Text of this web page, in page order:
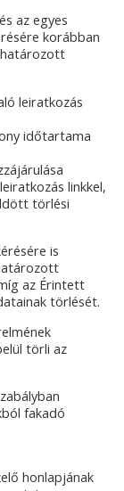
az egyes
korábban
leiratkozás
időtartama
linkkel,
törlési
is
az Érintett
törlését.
törli az
fakadó
honlapjának